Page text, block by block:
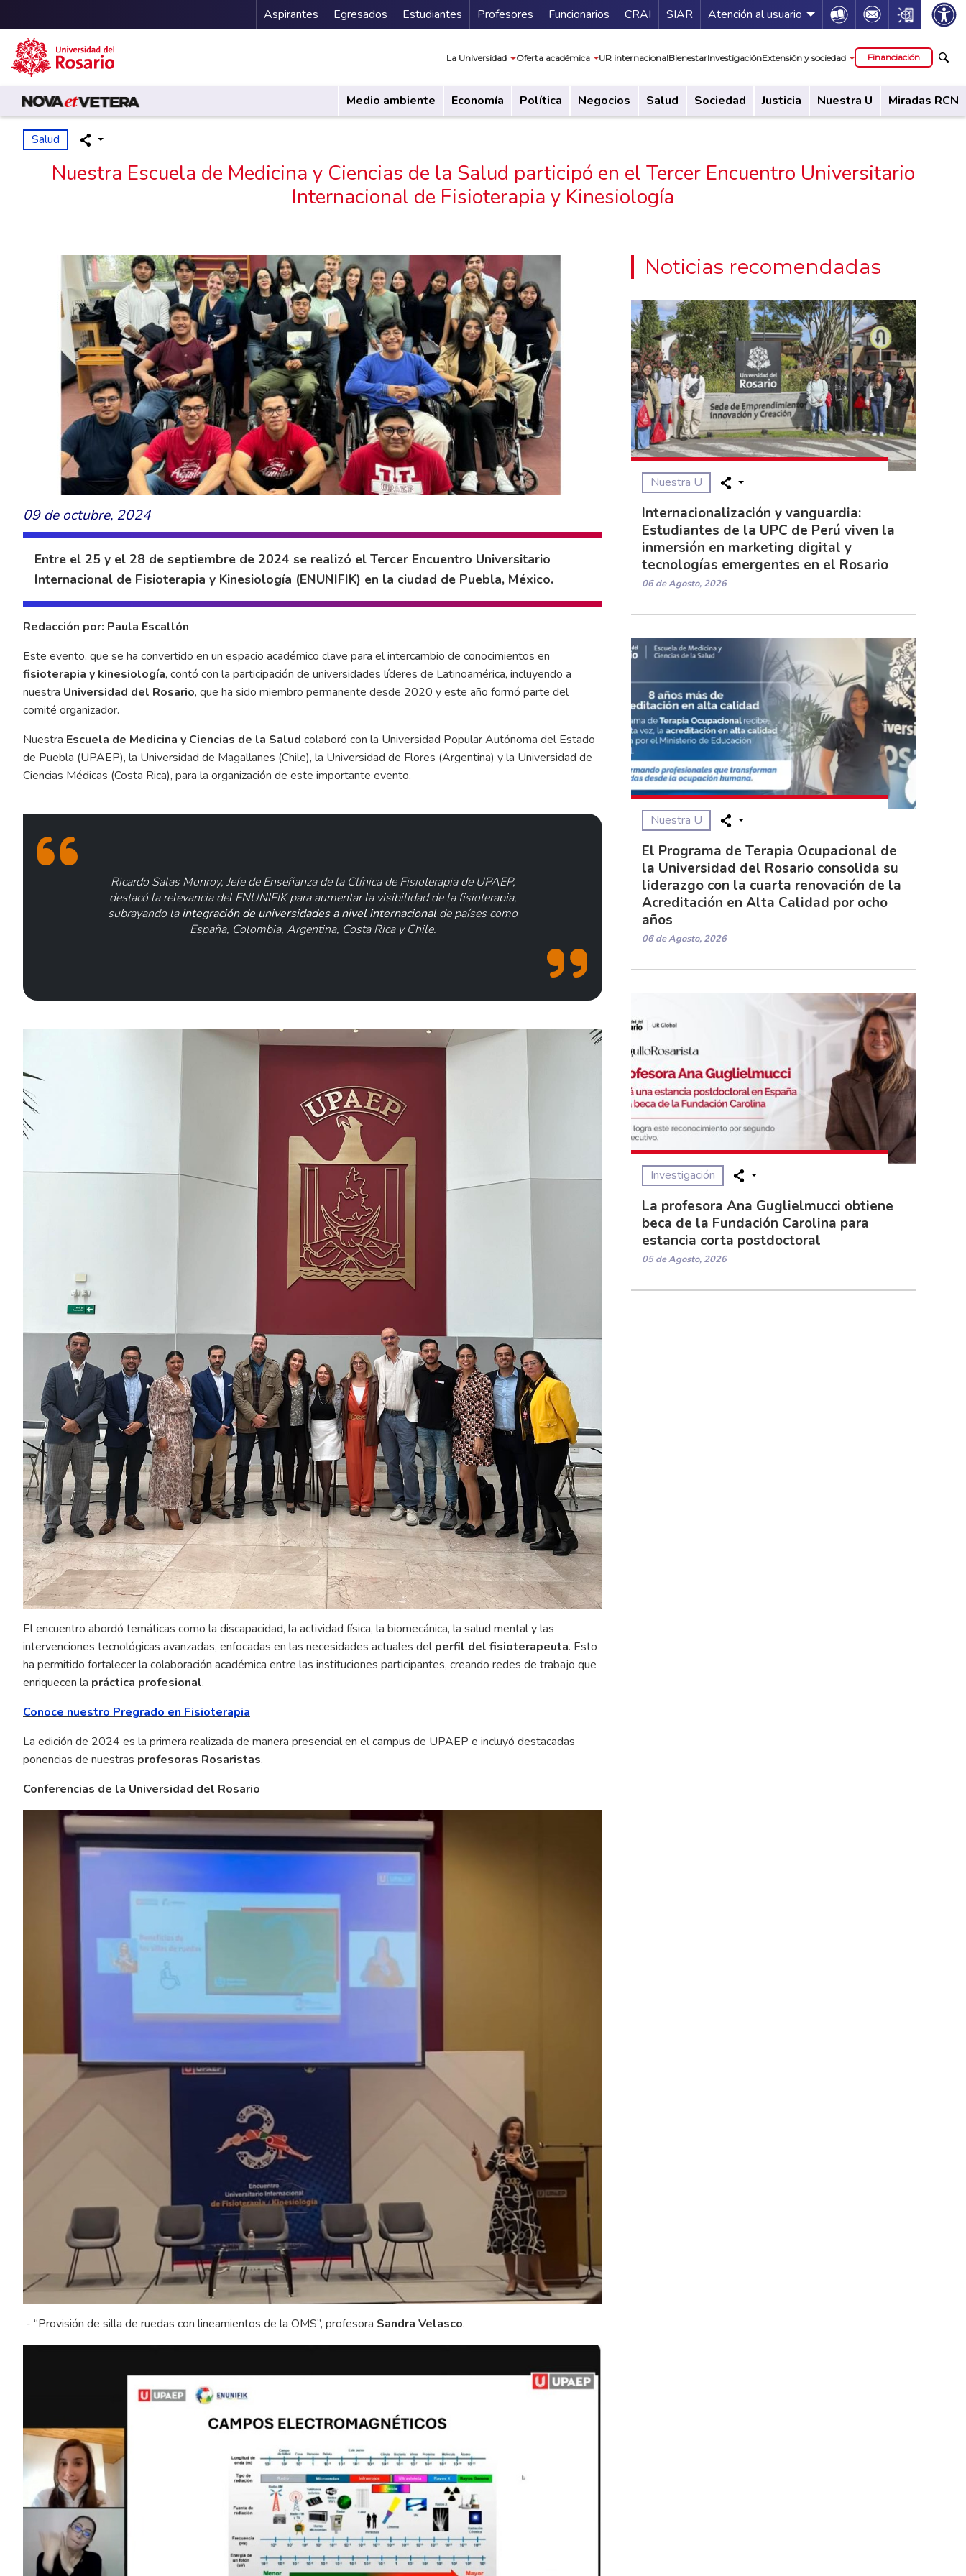
Pasar al contenido principal
Menu Secundario
Aspirantes Egresados Estudiantes Profesores Funcionarios Guía de servicios
CRAI SIAR Atención al usuario Icon Icon Icon
La Universidad Oferta académica UR internacionalBienestarInvestigaciónExtensión y sociedad Financiación
Medio ambiente Economía Política Negocios Salud Sociedad Justicia Nuestra U Miradas RCN
Salud
Nuestra Escuela de Medicina y Ciencias de la Salud participó en el Tercer Encuentro Universitario
Internacional de Fisioterapia y Kinesiología
09 de octubre, 2024
Entre el 25 y el 28 de septiembre de 2024 se realizó el Tercer Encuentro Universitario
Internacional de Fisioterapia y Kinesiología (ENUNIFIK) en la ciudad de Puebla, México.
Redacción por: Paula Escallón
Este evento, que se ha convertido en un espacio académico clave para el intercambio de conocimientos en
fisioterapia y kinesiología, contó con la participación de universidades líderes de Latinoamérica, incluyendo a
nuestra Universidad del Rosario, que ha sido miembro permanente desde 2020 y este año formó parte del
comité organizador.
Nuestra Escuela de Medicina y Ciencias de la Salud colaboró con la Universidad Popular Autónoma del Estado
de Puebla (UPAEP), la Universidad de Magallanes (Chile), la Universidad de Flores (Argentina) y la Universidad de
Ciencias Médicas (Costa Rica), para la organización de este importante evento.
Ricardo Salas Monroy, Jefe de Enseñanza de la Clínica de Fisioterapia de UPAEP,
destacó la relevancia del ENUNIFIK para aumentar la visibilidad de la fisioterapia,
subrayando laintegración de universidades a nivel internacionalde países como
España, Colombia, Argentina, Costa Rica y Chile.
El encuentro abordó temáticas como la discapacidad, la actividad física, la biomecánica, la salud mental y las
intervenciones tecnológicas avanzadas, enfocadas en las necesidades actuales delperfil del fisioterapeuta. Esto
ha permitido fortalecer la colaboración académica entre las instituciones participantes, creando redes de trabajo que
enriquecen la práctica profesional.
Conoce nuestro Pregrado en Fisioterapia
La edición de 2024 es la primera realizada de manera presencial en el campus de UPAEP e incluyó destacadas
ponencias de nuestras profesoras Rosaristas.
Conferencias de la Universidad del Rosario
- “Provisión de silla de ruedas con lineamientos de la OMS”, profesora Sandra Velasco.
Noticias recomendadas
Nuestra U
Internacionalización y vanguardia:
Estudiantes de la UPC de Perú viven la
inmersión en marketing digital y
tecnologías emergentes en el Rosario
06 de Agosto, 2026
Nuestra U
El Programa de Terapia Ocupacional de
la Universidad del Rosario consolida su
liderazgo con la cuarta renovación de la
Acreditación en Alta Calidad por ocho
años
06 de Agosto, 2026
Investigación
La profesora Ana Guglielmucci obtiene
beca de la Fundación Carolina para
estancia corta postdoctoral
05 de Agosto, 2026